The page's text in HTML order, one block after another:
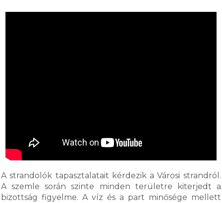
A strandolók tapasztalatait kérdezik a Városi strandról.
A szemle során szinte minden területre kiterjedt a
bizottság figyelme. A víz és a part minősége mellett